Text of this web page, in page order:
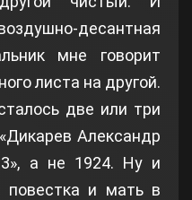
десантная
мне говорит
листа на другой.
две или три
Александр
а не 1924. Ну и
повестка и мать в